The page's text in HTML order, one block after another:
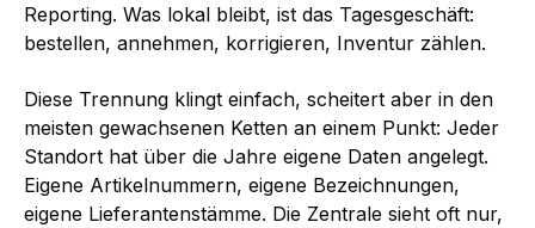
Reporting. Was lokal bleibt, ist das Tagesgeschäft:
bestellen, annehmen, korrigieren, Inventur zählen.
Diese Trennung klingt einfach, scheitert aber in den
meisten gewachsenen Ketten an einem Punkt: Jeder
Standort hat über die Jahre eigene Daten angelegt.
Eigene Artikelnummern, eigene Bezeichnungen,
eigene Lieferantenstämme. Die Zentrale sieht oft nur,